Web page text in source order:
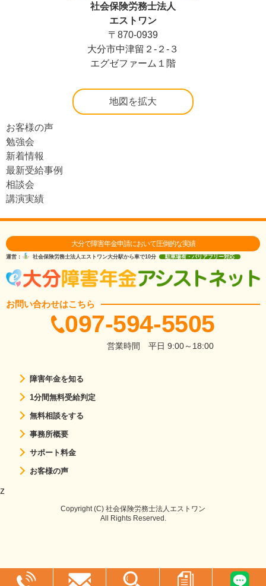
社会保険労務士法人
エストワン
〒870-0939
大分市中津留２-２-３
エグゼファーム１階
地図を拡大
お客様の声
勉強会
新着情報
最新受給事例
相談会
講演実績
大分で障害年金申請において圧倒的な実績
運営： 社会保険労務士法人エストワン大分駅から車で10分 駐車場有・バリアフリー対応
お問い合わせはこちら
097-594-5505
営業時間 平日 9:00～18:00
障害年金を知る
1分間無料受給判定
無料相談をする
事務所概要
サポート料金
お客様の声
z
Copyright (C) 社会保険労務士法人エストワン
All Rights Reserved.